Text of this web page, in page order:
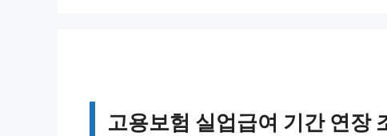
고용보험 실업급여 기간 연장